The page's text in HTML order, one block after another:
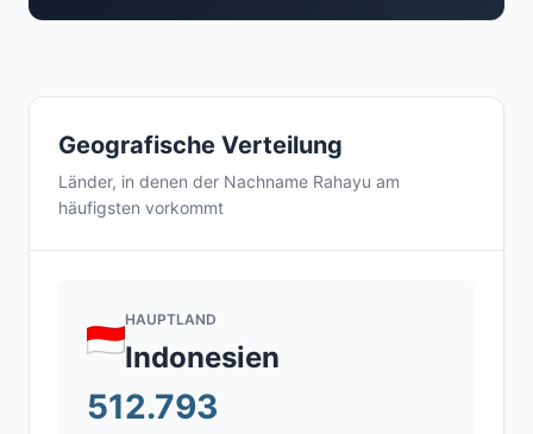
Geografische Verteilung
Länder, in denen der Nachname Rahayu am
häufigsten vorkommt
HAUPTLAND
Indonesien
512.793